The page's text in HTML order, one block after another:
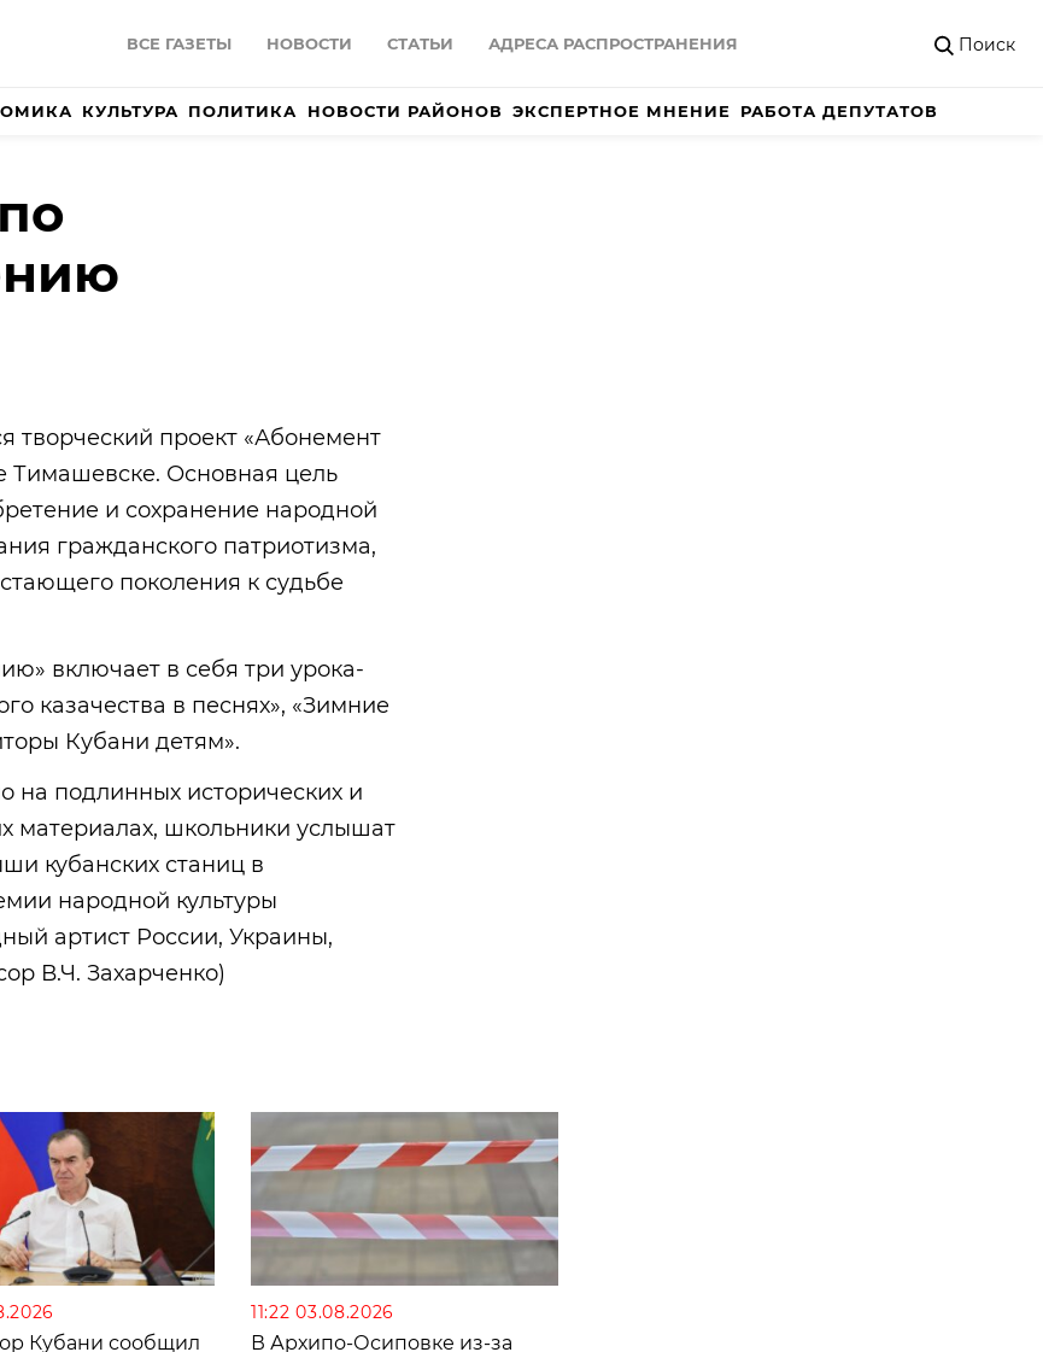
ВСЕ ГАЗЕТЫ НОВОСТИ СТАТЬИ АДРЕСА РАСПРОСТРАНЕНИЯ Поиск
КУЛЬТУРА ПОЛИТИКА НОВОСТИ РАЙОНОВ ЭКСПЕРТНОЕ МНЕНИЕ РАБОТА ДЕПУТАТОВ
творческий проект «Абонемент
Тимашевске. Основная цель
и сохранение народной
гражданского патриотизма,
поколения к судьбе
включает в себя три урока-
казачества в песнях», «Зимние
Кубани детям».
на подлинных исторических и
материалах, школьники услышат
кубанских станиц в
народной культуры
артист России, Украины,
В.Ч. Захарченко)
Кубани сообщил
11:22 03.08.2026
В Архипо-Осиповке из-за